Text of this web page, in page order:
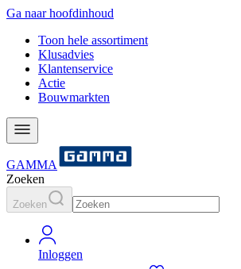
Ga naar hoofdinhoud
Toon hele assortiment
Klusadvies
Klantenservice
Actie
Bouwmarkten
GAMMA
Zoeken
Zoeken
Inloggen